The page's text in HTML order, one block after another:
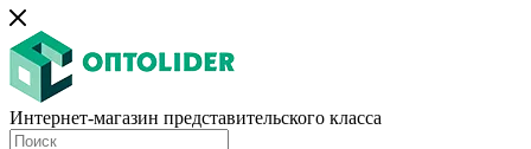
Интернет-магазин представительского класса